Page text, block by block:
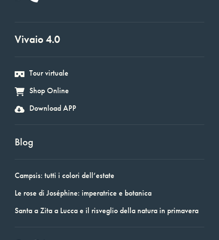
Vivaio 4.0
Tour virtuale
Shop Online
Download APP
Blog
Campsis: tutti i colori dell’estate
Le rose di Joséphine: imperatrice e botanica
Santa a Zita a Lucca e il risveglio della natura in primavera